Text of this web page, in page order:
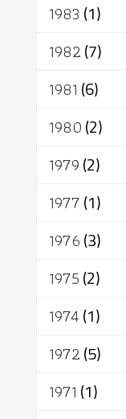
1983 (1)
1982(7)
1981 (6)
1980(2)
1979(2)
1977(1)
1976(3)
1975(2)
1974(1)
1972(5)
1971 (1)